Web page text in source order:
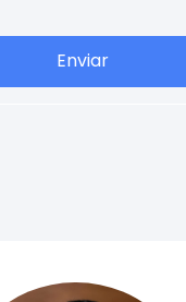
Enviar